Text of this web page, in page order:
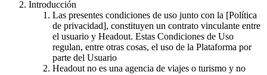
Introducción
Las presentes condiciones de uso junto con la [Política
de privacidad], constituyen un contrato vinculante entre
el usuario y Headout. Estas Condiciones de Uso
regulan, entre otras cosas, el uso de la Plataforma por
parte del Usuario
Headout no es una agencia de viajes o turismo y no